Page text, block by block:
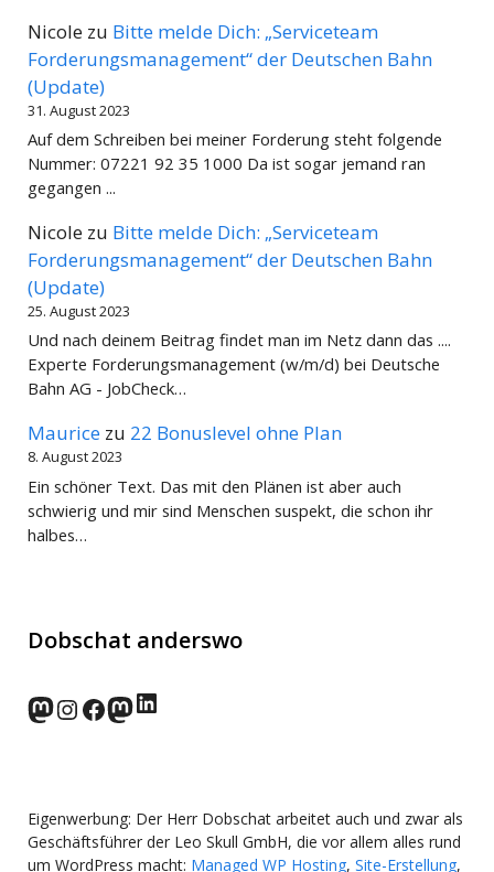
Nicole zu Bitte melde Dich: „Serviceteam
Forderungsmanagement“ der Deutschen Bahn
(Update)
31. August 2023
Auf dem Schreiben bei meiner Forderung steht folgende
Nummer: 07221 92 35 1000 Da ist sogar jemand ran
gegangen ...
Nicole zu Bitte melde Dich: „Serviceteam
Forderungsmanagement“ der Deutschen Bahn
(Update)
25. August 2023
Und nach deinem Beitrag findet man im Netz dann das ....
Experte Forderungsmanagement (w/m/d) bei Deutsche
Bahn AG - JobCheck…
Maurice zu 22 Bonuslevel ohne Plan
8. August 2023
Ein schöner Text. Das mit den Plänen ist aber auch
schwierig und mir sind Menschen suspekt, die schon ihr
halbes…
Dobschat anderswo
norden.social
Instagram
Facebook
wp-punks.social
LinkedIn
Eigenwerbung: Der Herr Dobschat arbeitet auch und zwar als
Geschäftsführer der Leo Skull GmbH, die vor allem alles rund
um WordPress macht: Managed WP Hosting, Site-Erstellung,